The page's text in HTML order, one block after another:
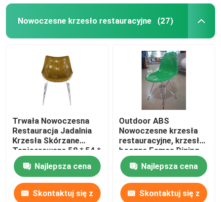
Nowoczesne krzesło restauracyjne (27)
Trwała Nowoczesna
Restauracja Jadalnia
Krzesła Skórzane
Tapicerowane 58 * 54 *
83 cm
Najlepsza cena
Skontaktuj się z
Outdoor ABS
Nowoczesne krzesła
restauracyjne, krzesła
boczne Eames Dining
Najlepsza cena
Skontaktuj się z